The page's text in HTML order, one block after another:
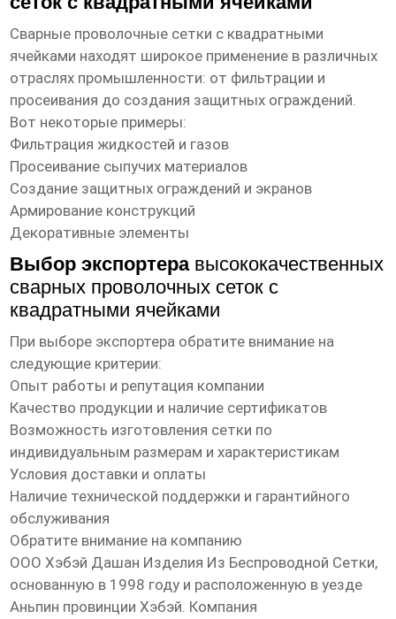
Сварные проволочные сетки с квадратными
ячейками находят широкое применение в различных
отраслях промышленности: от фильтрации и
просеивания до создания защитных ограждений.
Вот некоторые примеры:
Фильтрация жидкостей и газов
Просеивание сыпучих материалов
Создание защитных ограждений и экранов
Армирование конструкций
Декоративные элементы
Выбор экспортера высококачественных
сварных проволочных сеток с
квадратными ячейками
При выборе экспортера обратите внимание на
следующие критерии:
Опыт работы и репутация компании
Качество продукции и наличие сертификатов
Возможность изготовления сетки по
индивидуальным размерам и характеристикам
Условия доставки и оплаты
Наличие технической поддержки и гарантийного
обслуживания
Обратите внимание на компанию
ООО Хэбэй Дашан Изделия Из Беспроводной Сетки,
основанную в 1998 году и расположенную в уезде
Аньпин провинции Хэбэй. Компания